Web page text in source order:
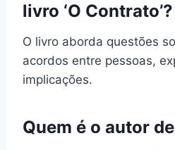
livro ‘O Contrato’?
O livro aborda questões
acordos entre pessoas,
implicações.
Quem é o autor de